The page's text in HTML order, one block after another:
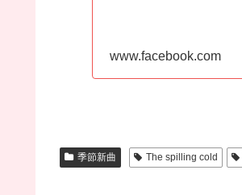
www.facebook.com
季節新曲 The spilling cold